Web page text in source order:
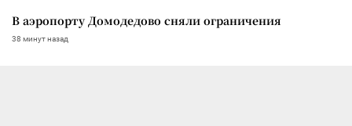
В аэропорту Домодедово сняли ограничения
38 минут назад